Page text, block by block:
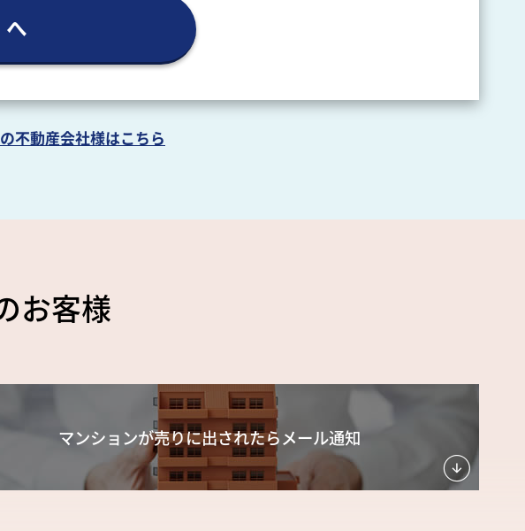
へ
不動産会社様はこちら
お客様
マンションが売りに出されたらメール通知